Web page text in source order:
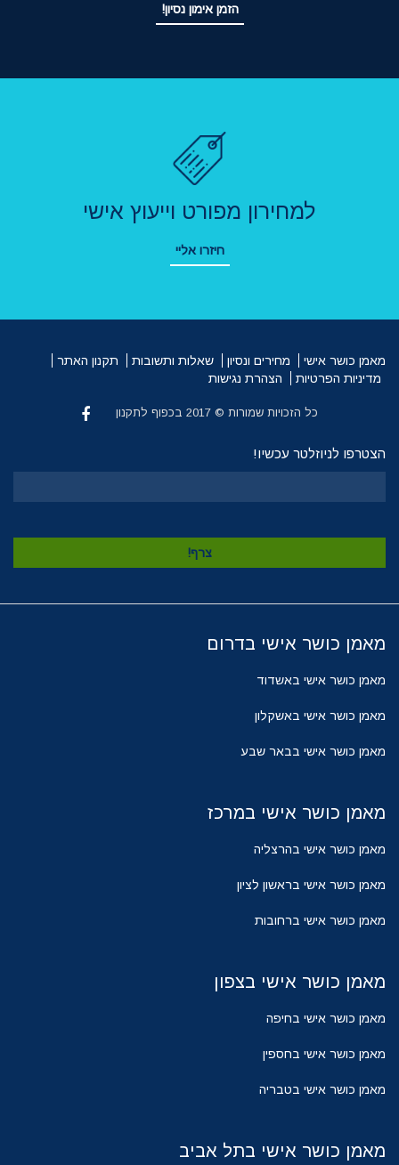
הזמן אימון נסיון!
למחירון מפורט וייעוץ אישי
חיזרו אליי
מאמן כושר אישי מחירים ונסיון שאלות ותשובות
תקנון האתר
מדיניות הפרטיות
הצהרת נגישות
כל הזכויות שמורות © 2017 בכפוף לתקנון
הצטרפו לניוזלטר עכשיו!
מאמן כושר אישי בדרום
מאמן כושר אישי באשדוד
מאמן כושר אישי באשקלון
מאמן כושר אישי בבאר שבע
מאמן כושר אישי במרכז
מאמן כושר אישי בהרצליה
מאמן כושר אישי בראשון לציון
מאמן כושר אישי ברחובות
מאמן כושר אישי בצפון
מאמן כושר אישי בחיפה
מאמן כושר אישי בחספין
מאמן כושר אישי בטבריה
מאמן כושר אישי בתל אביב